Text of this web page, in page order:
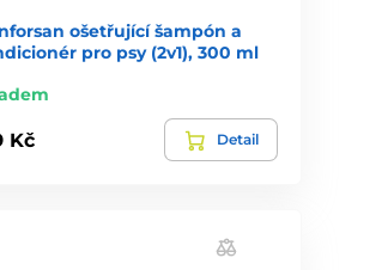
ošetřující šampón a
pro psy (2v1), 300 ml
Kč Detail